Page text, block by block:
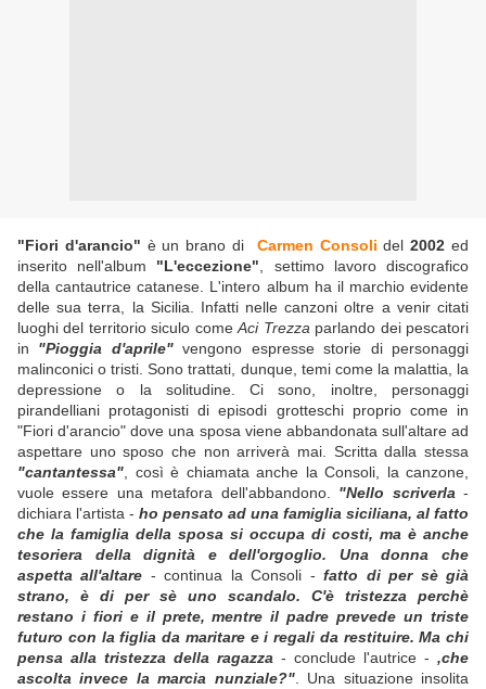
"Fiori d'arancio" è un brano di Carmen Consoli del2002 ed
inserito nell'album "L'eccezione" , settimo lavoro discografico
della cantautrice catanese. L'intero album ha il marchio evidente
delle sua terra, la Sicilia. Infatti nelle canzoni oltre a venir citati
luoghi del territorio siculo comeAci Trezza parlando dei pescatori
in "Pioggia d'aprile"vengono espresse storie di personaggi
malinconici o tristi. Sono trattati, dunque, temi come la malattia, la
depressione o la solitudine. Ci sono, inoltre, personaggi
pirandelliani protagonisti di episodi grotteschi proprio come in
"Fiori d'arancio" dove una sposa viene abbandonata sull'altare ad
aspettare uno sposo che non arriverà mai. Scritta dalla stessa
"cantantessa" , così è chiamata anche la Consoli, la canzone,
vuole essere una metafora dell'abbandono. "Nello scriverla -
dichiara l'artista - ho pensato ad una famiglia siciliana, al fatto
che la famiglia della sposa si occupa di costi, ma è anche
tesoriera della dignità e dell'orgoglio. Una donna che
aspetta all'altare - continua la Consoli -fatto di per sè già
strano, è di per sè uno scandalo. C'è tristezza perchè
restano i fiori e il prete, mentre il padre prevede un triste
futuro con la figlia da maritare e i regali da restituire. Ma chi
pensa alla tristezza della ragazza - conclude l'autrice - ,che
ascolta invece la marcia nunziale?". Una situazione insolita